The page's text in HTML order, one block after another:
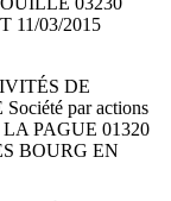
11/03/2015
DE
par actions
LA PAGUE 01320
BOURG EN